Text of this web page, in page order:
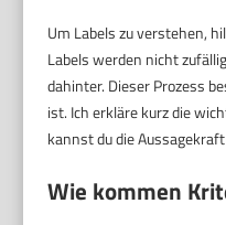
Um Labels zu verstehen,
Labels werden nicht
dahinter. Dieser Prozess
ist. Ich erkläre kurz die
kannst du die
Wie kommen